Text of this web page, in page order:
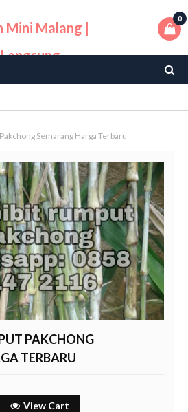
Mini Malang |
0
Semarang Harga Terbaru
PAKCHONG
TERBARU
View Cart